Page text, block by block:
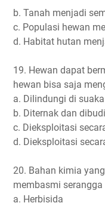
b. Tanah menjadi
c. Populasi hewan
d. Habitat hutan
19. Hewan dapat
hewan bisa saja
a. Dilindungi di
b. Diternak dan
c. Dieksploitasi
d. Dieksploitasi
20. Bahan kimia
membasmi
a. Herbisida